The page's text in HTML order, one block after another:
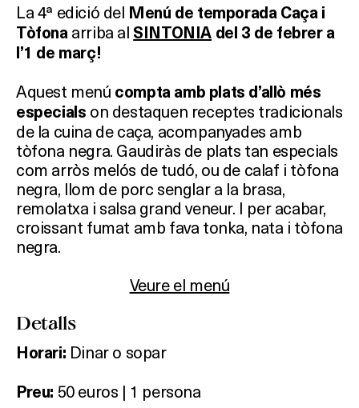
La 4ª edició del Menú de temporada Caça i
Tòfonaarriba al SINTONIA del 3 de febrer a
l’1 de març!
Aquest menú compta amb plats d’allò més
especials on destaquen receptes tradicionals
de la cuina de caça, acompanyades amb
tòfona negra. Gaudiràs de plats tan especials
com arròs melós de tudó, ou de calaf i tòfona
negra, llom de porc senglar a la brasa,
remolatxa i salsa grand veneur. I per acabar,
croissant fumat amb fava tonka, nata i tòfona
negra.
Veure el menú
Detalls
Horari: Dinar o sopar
Preu: 50 euros | 1 persona